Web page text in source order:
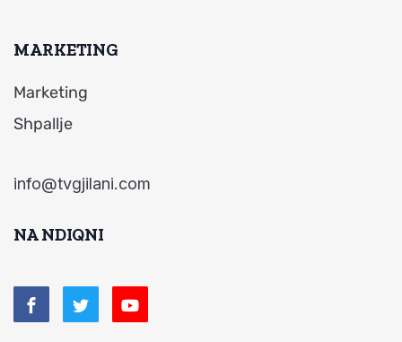
MARKETING
Marketing
Shpallje
info@tvgjilani.com
NA NDIQNI